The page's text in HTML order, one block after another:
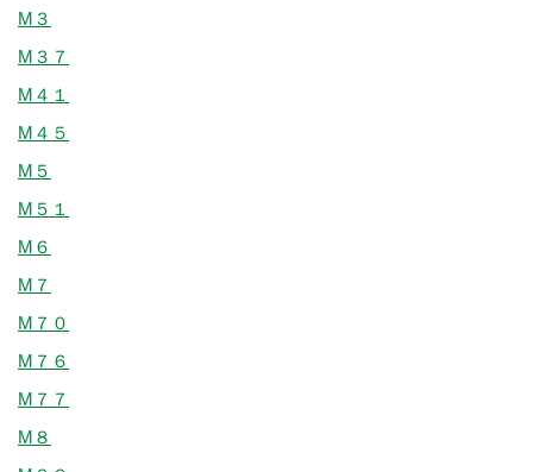
M３
M３７
M４１
M４５
M５
M５１
M６
M７
M７０
M７６
M７７
M８